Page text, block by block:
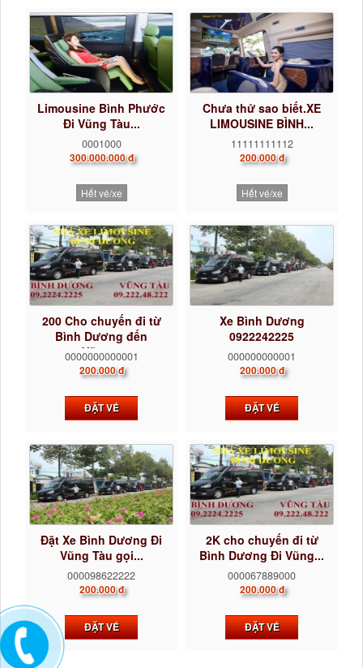
Limousine Bình Phước
Đi Vũng Tàu...
0001000
300.000.000 đ
Hết vé/xe
Chưa thử sao biết.XE
LIMOUSINE BÌNH...
11111111112
200.000 đ
Hết vé/xe
200 Cho chuyến đi từ
Bình Dương đến
Vũng...
0000000000001
200.000 đ
ĐẶT VÉ
Xe Bình Dương
0922242225
000000000001
200.000 đ
ĐẶT VÉ
Đặt Xe Bình Dương Đi
Vũng Tàu gọi...
000098622222
200.000 đ
ĐẶT VÉ
2K cho chuyến đi từ
Bình Dương Đi Vũng...
000067889000
200.000 đ
ĐẶT VÉ